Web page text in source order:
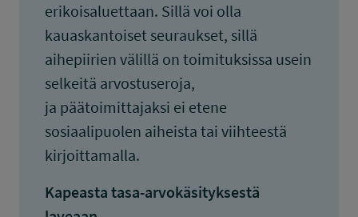
erikoisaluettaan. Sillä voi olla
kauaskantoiset seuraukset, sillä
aihepiirien välillä on toimituksissa usein
selkeitä arvostuseroja,
ja päätoimittajaksi ei etene
sosiaalipuolen aiheista tai viihteestä
kirjoittamalla.
Kapeasta tasa-arvokäsityksestä